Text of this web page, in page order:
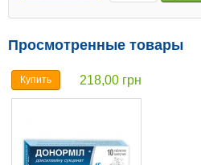
Просмотренные товары
Купить 218,00 грн